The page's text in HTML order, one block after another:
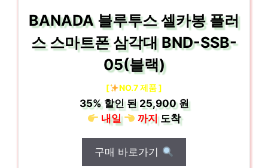
BANADA 블루투스 셀카봉 플러
스 스마트폰 삼각대 BND-SSB-
05(블랙)
[ NO.7 제품 ]
35%할인 된25,900 원
내일
까지도착
구매 바로가기